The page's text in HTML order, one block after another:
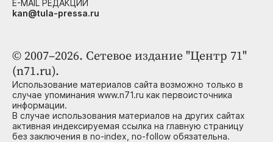
© 2007–2026. Сетевое издание "Центр 71"
(n71.ru).
Использование материалов сайта возможно только в
случае упоминания www.n71.ru как первоисточника
информации.
В случае использования материалов на других сайтах
активная индексируемая ссылка на главную страницу
без заключения в no-index, no-follow обязательна.
E-MAIL РЕДАКЦИИ
kan@tula-pressa.ru